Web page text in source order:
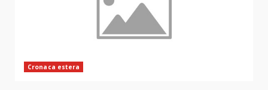
Cronaca estera